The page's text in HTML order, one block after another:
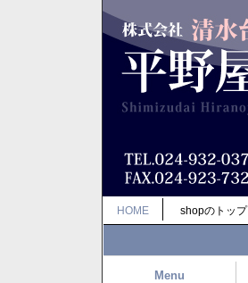
HOME shopのトップ
Menu